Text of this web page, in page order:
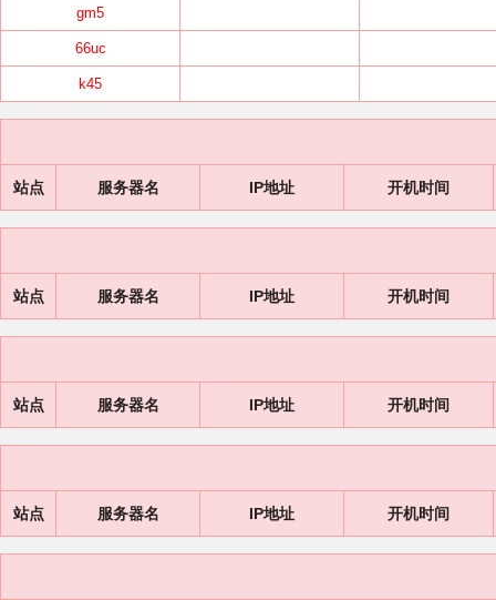
gm5
66uc
k45
站点 服务器名 IP地址 开机时间
站点 服务器名 IP地址 开机时间
站点 服务器名 IP地址 开机时间
站点 服务器名 IP地址 开机时间